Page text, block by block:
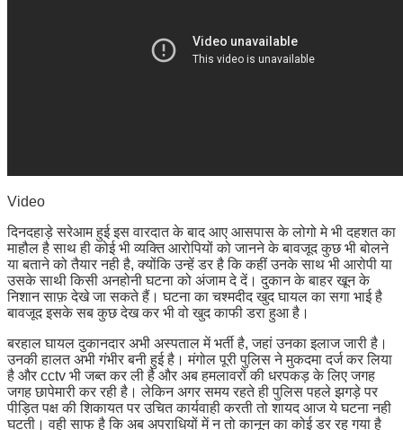
Video
दिनदहाड़े सरेआम हुई इस वारदात के बाद आए आसपास के लोगो मे भी दहशत का
माहौल है साथ ही कोई भी व्यक्ति आरोपियों को जानने के बावजूद कुछ भी बोलने
या बताने को तैयार नही है, क्योंकि उन्हें डर है कि कहीं उनके साथ भी आरोपी या
उसके साथी किसी अनहोनी घटना को अंजाम दे दें। दुकान के बाहर खून के
निशान साफ़ देखे जा सकते हैं। घटना का चश्मदीद खुद घायल का सगा भाई है
बावजूद इसके सब कुछ देख कर भी वो खुद काफी डरा हुआ है।
बरहाल घायल दुकानदार अभी अस्पताल में भर्ती है, जहां उनका इलाज जारी है।
उनकी हालत अभी गंभीर बनी हुई है। मंगोल पूरी पुलिस ने मुकदमा दर्ज कर लिया
है और cctv भी जब्त कर ली है और अब हमलावरों की धरपकड़ के लिए जगह
जगह छापेमारी कर रही है। लेकिन अगर समय रहते ही पुलिस पहले झगड़े पर
पीड़ित पक्ष की शिकायत पर उचित कार्यवाही करती तो शायद आज ये घटना नही
घटती। वही साफ है कि अब अपराधियों में न तो कानून का कोई डर रह गया है